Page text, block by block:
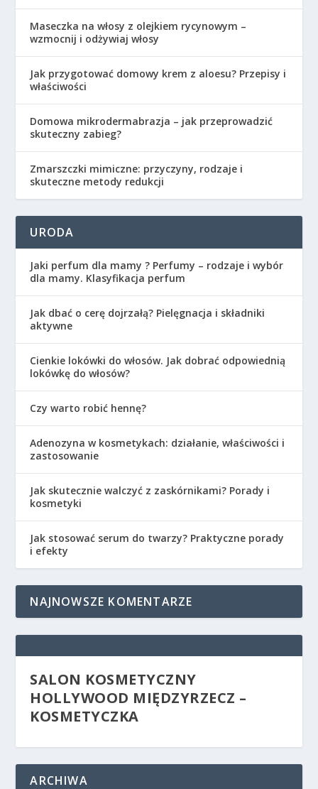
Maseczka na włosy z olejkiem rycynowym –
wzmocnij i odżywiaj włosy
Jak przygotować domowy krem z aloesu? Przepisy i
właściwości
Domowa mikrodermabrazja – jak przeprowadzić
skuteczny zabieg?
Zmarszczki mimiczne: przyczyny, rodzaje i
skuteczne metody redukcji
URODA
Jaki perfum dla mamy ? Perfumy – rodzaje i wybór
dla mamy. Klasyfikacja perfum
Jak dbać o cerę dojrzałą? Pielęgnacja i składniki
aktywne
Cienkie lokówki do włosów. Jak dobrać odpowiednią
lokówkę do włosów?
Czy warto robić hennę?
Adenozyna w kosmetykach: działanie, właściwości i
zastosowanie
Jak skutecznie walczyć z zaskórnikami? Porady i
kosmetyki
Jak stosować serum do twarzy? Praktyczne porady
i efekty
NAJNOWSZE KOMENTARZE
SALON KOSMETYCZNY
HOLLYWOOD MIĘDZYRZECZ –
KOSMETYCZKA
ARCHIWA